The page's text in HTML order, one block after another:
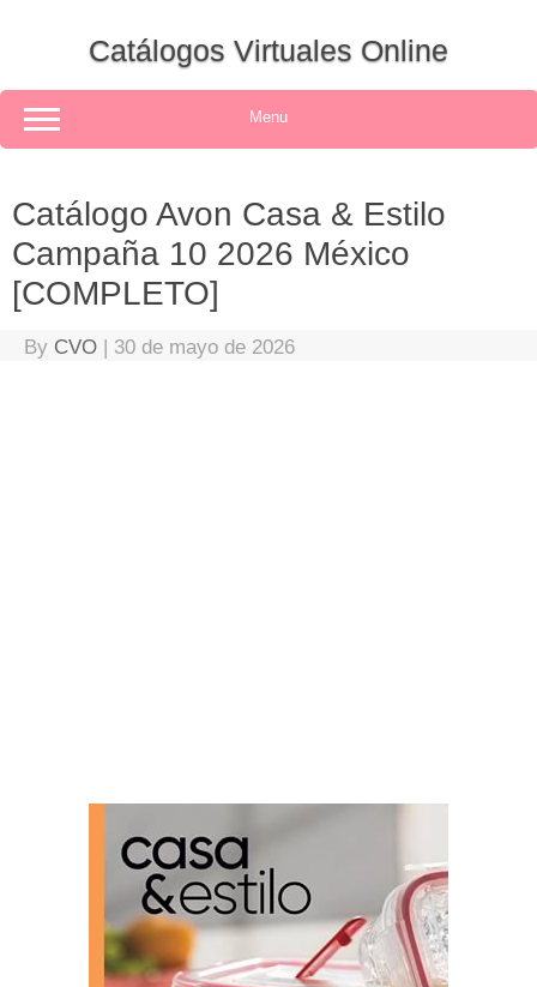
Catálogos Virtuales Online
Menu
Catálogo Avon Casa & Estilo
Campaña 10 2026 México
[COMPLETO]
By CVO | 30 de mayo de 2026